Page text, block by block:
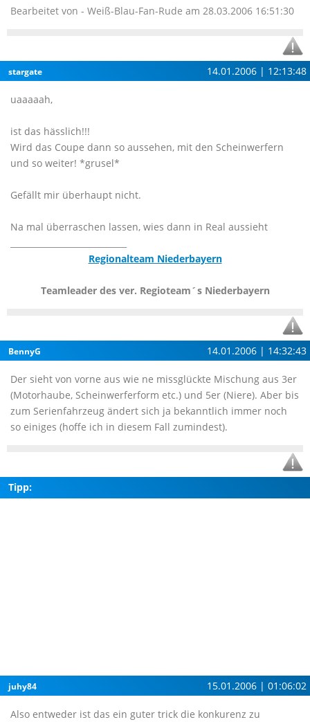
Bearbeitet von - Weiß-Blau-Fan-Rude am 28.03.2006 16:51:30
stargate 14.01.2006 | 12:13:48
uaaaaah,
ist das hässlich!!!
Wird das Coupe dann so aussehen, mit den Scheinwerfern
und so weiter! *grusel*
Gefällt mir überhaupt nicht.
Na mal überraschen lassen, wies dann in Real aussieht
Regionalteam Niederbayern
Teamleader des ver. Regioteam´s Niederbayern
BennyG 14.01.2006 | 14:32:43
Der sieht von vorne aus wie ne missglückte Mischung aus 3er
(Motorhaube, Scheinwerferform etc.) und 5er (Niere). Aber bis
zum Serienfahrzeug ändert sich ja bekanntlich immer noch
so einiges (hoffe ich in diesem Fall zumindest).
Tipp:
juhy84 15.01.2006 | 01:06:02
Also entweder ist das ein guter trick die konkurenz zu